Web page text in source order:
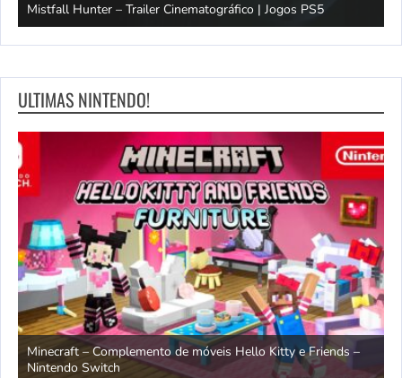
Mistfall Hunter – Trailer Cinematográfico | Jogos PS5
ULTIMAS NINTENDO!
Minecraft – Complemento de móveis Hello Kitty e Friends –
Nintendo Switch